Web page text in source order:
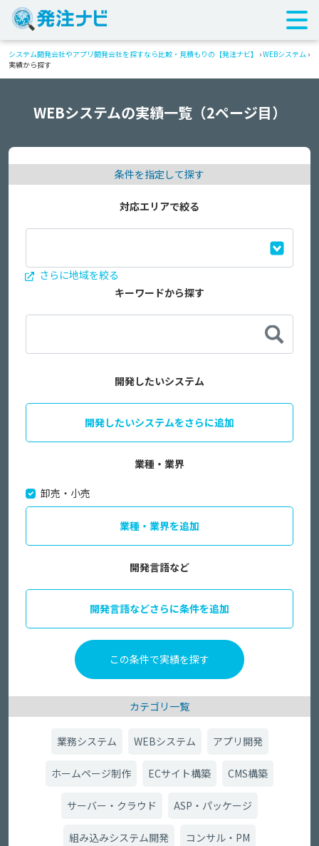
システム開発会社やアプリ開発会社を探すなら比較・見積もりの【発注ナビ】 ›WEBシステム ›
実績から探す
WEBシステムの実績一覧（2ページ目）
条件を指定して探す
対応エリアで絞る
さらに地域を絞る
キーワードから探す
開発したいシステム
開発したいシステムをさらに追加
業種・業界
卸売・小売
業種・業界を追加
開発言語など
開発言語などさらに条件を追加
カテゴリ一覧
業務システム WEBシステム アプリ開発
ホームページ制作 ECサイト構築 CMS構築
サーバー・クラウド ASP・パッケージ
組み込みシステム開発 コンサル・PM